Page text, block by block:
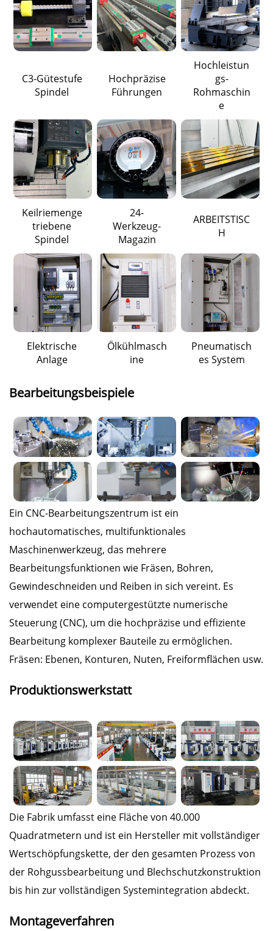
C3-Gütestufe
Spindel
Hochpräzise
Führungen
Hochleistun
gs-
Rohmaschin
e
Keilriemenge
triebene
Spindel
24-
Werkzeug-
Magazin
ARBEITSTISC
H
Elektrische
Anlage
Ölkühlmasch
ine
Pneumatisch
es System
Bearbeitungsbeispiele
Ein CNC-Bearbeitungszentrum ist ein
hochautomatisches, multifunktionales
Maschinenwerkzeug, das mehrere
Bearbeitungsfunktionen wie Fräsen, Bohren,
Gewindeschneiden und Reiben in sich vereint. Es
verwendet eine computergestützte numerische
Steuerung (CNC), um die hochpräzise und effiziente
Bearbeitung komplexer Bauteile zu ermöglichen.
Fräsen: Ebenen, Konturen, Nuten, Freiformflächen usw.
Produktionswerkstatt
Die Fabrik umfasst eine Fläche von 40.000
Quadratmetern und ist ein Hersteller mit vollständiger
Wertschöpfungskette, der den gesamten Prozess von
der Rohgussbearbeitung und Blechschutzkonstruktion
bis hin zur vollständigen Systemintegration abdeckt.
Montageverfahren